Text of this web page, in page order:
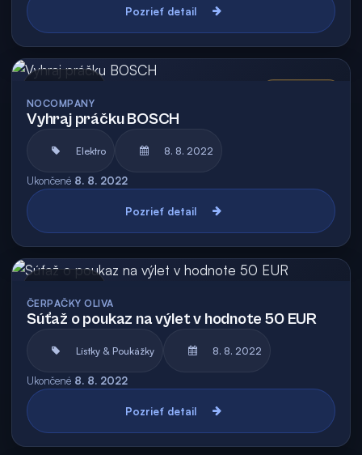
Pozrieť detail
NOCOMPANY
Vyhraj práčku BOSCH
Elektro 8. 8. 2022
Ukončené 8. 8. 2022
Pozrieť detail
ČERPAČKY OLIVA
Súťaž o poukaz na výlet v hodnote 50 EUR
Lístky & Poukážky 8. 8. 2022
Ukončené 8. 8. 2022
Pozrieť detail